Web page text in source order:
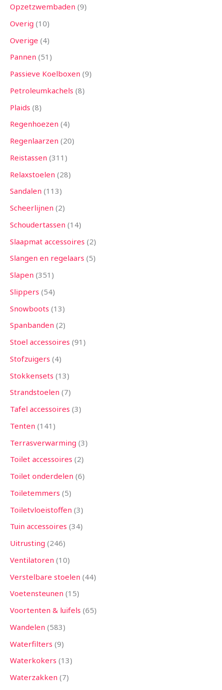
Opzetzwembaden 9
Overig 10
Overige 4
Pannen 51
Passieve Koelboxen 9
Petroleumkachels 8
Plaids 8
Regenhoezen 4
Regenlaarzen 20
Reistassen 311
Relaxstoelen 28
Sandalen 113
Scheerlijnen 2
Schoudertassen 14
Slaapmat accessoires 2
Slangen en regelaars 5
Slapen 351
Slippers 54
Snowboots 13
Spanbanden 2
Stoel accessoires 91
Stofzuigers 4
Stokkensets 13
Strandstoelen 7
Tafel accessoires 3
Tenten 141
Terrasverwarming 3
Toilet accessoires 2
Toilet onderdelen 6
Toiletemmers 5
Toiletvloeistoffen 3
Tuin accessoires 34
Uitrusting 246
Ventilatoren 10
Verstelbare stoelen 44
Voetensteunen 15
Voortenten & luifels 65
Wandelen 583
Waterfilters 9
Waterkokers 13
Waterzakken 7